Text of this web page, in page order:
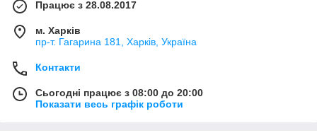
Працює з 28.08.2017
м. Харків
пр-т. Гагарина 181, Харків, Україна
Контакти
Сьогодні працює з 08:00 до 20:00
Показати весь графік роботи